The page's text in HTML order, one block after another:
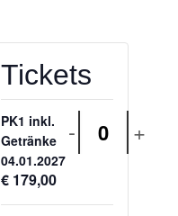
Tickets
PK1 inkl.
Getränke
04.01.2027
€ 179,00
- Anzahl
+